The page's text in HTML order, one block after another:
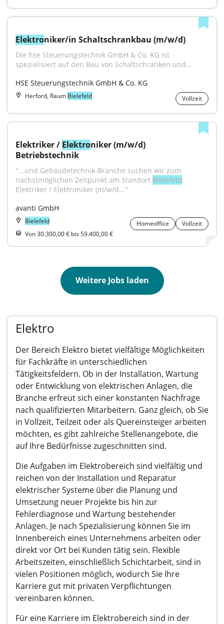
Elektroniker/in Schaltschrankbau (m/w/d)
Die hse Steuerungstechnik GmbH & Co. KG ist
spezialisiert auf den Bau von Schaltschränken und...
HSE Steuerungstechnik GmbH & Co. KG
Herford, Raum Bielefeld Vollzeit
Elektriker / Elektroniker (m/w/d)
Betriebstechnik
"...und Gebäudetechnik-Branche suchen wir zum
nächstmöglichen Zeitpunkt am Standort Bielefeld:
Elektriker / Elektroniker (m/w/d..."
avanti GmbH
Bielefeld Homeoffice
Vollzeit
Von 30.300,00 € bis 59.400,00 €
Weitere Jobs laden
Elektro
Der Bereich Elektro bietet vielfältige Möglichkeiten
für Fachkräfte in unterschiedlichen
Tätigkeitsfeldern. Ob in der Installation, Wartung
oder Entwicklung von elektrischen Anlagen, die
Branche erfreut sich einer konstanten Nachfrage
nach qualifizierten Mitarbeitern. Ganz gleich, ob Sie
in Vollzeit, Teilzeit oder als Quereinsteiger arbeiten
möchten, es gibt zahlreiche Stellenangebote, die
auf Ihre Bedürfnisse zugeschnitten sind.
Die Aufgaben im Elektrobereich sind vielfältig und
reichen von der Installation und Reparatur
elektrischer Systeme über die Planung und
Umsetzung neuer Projekte bis hin zur
Fehlerdiagnose und Wartung bestehender
Anlagen. Je nach Spezialisierung können Sie im
Innenbereich eines Unternehmens arbeiten oder
direkt vor Ort bei Kunden tätig sein. Flexible
Arbeitszeiten, einschließlich Schichtarbeit, sind in
vielen Positionen möglich, wodurch Sie Ihre
Karriere gut mit privaten Verpflichtungen
vereinbaren können.
Für eine Karriere im Elektrobereich sind in der